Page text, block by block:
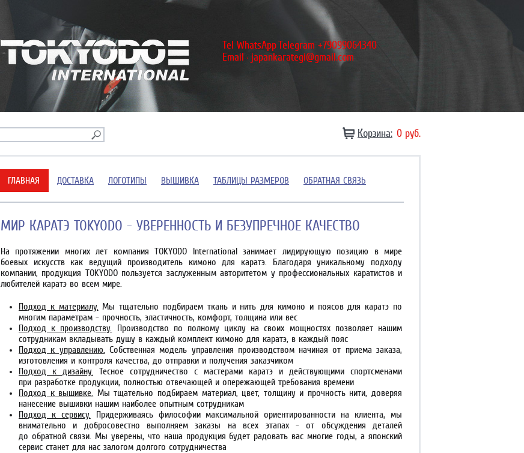
Tel WhatsAppTelegram +79099064340
Email
・ japankarategi@gmail.com
0 руб.
Корзина:
ГЛАВНАЯ ДОСТАВКА ЛОГОТИПЫ ВЫШИВКА ТАБЛИЦЫ РАЗМЕРОВ ОБРАТНАЯ СВЯЗЬ
МИР КАРАТЭ TOKYODO - УВЕРЕННОСТЬ И БЕЗУПРЕЧНОЕ КАЧЕСТВО
На протяжении многих лет компания TOKYODO International занимает лидирующую позицию в мире
боевых искусств как ведущий производитель кимоно для каратэ. Благодаря уникальному подходу
компании, продукция TOKYODO пользуется заслуженным авторитетом у профессиональных каратистов и
любителей каратэ во всем мире.
Подход к материалу. Мы тщательно подбираем ткань и нить для кимоно и поясов для каратэ по
многим параметрам - прочность, эластичность, комфорт, толщина или вес
Подход к производству. Производство по полному циклу на своих мощностях позволяет нашим
сотрудникам вкладывать душу в каждый комплект кимоно для каратэ, в каждый пояс
Подход к управлению. Собственная модель управления производством начиная от приема заказа,
изготовления и контроля качества, до отправки и получения заказчиком
Подход к дизайну. Тесное сотрудничество с мастерами каратэ и действующими спортсменами
при разработке продукции, полностью отвечающей и опережающей требования времени
Подход к вышивке. Мы тщательно подбираем материал, цвет, толщину и прочность нити, доверяя
нанесение вышивки нашим наиболее опытным сотрудникам
Подход к сервису. Придерживаясь философии максимальной ориентированности на клиента, мы
внимательно и добросовестно выполняем заказы на всех этапах - от обсуждения деталей
до обратной связи. Мы уверены, что наша продукция будет радовать вас многие годы, а японский
сервис станет для нас залогом долгого сотрудничества